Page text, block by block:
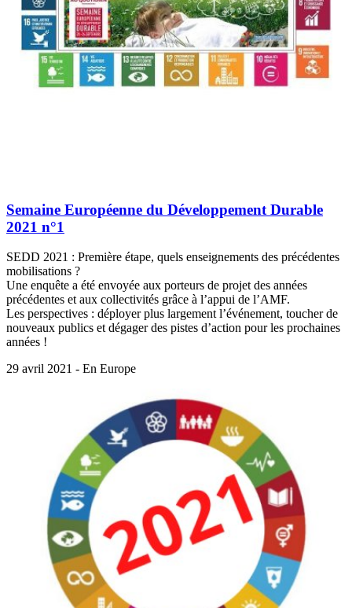
Semaine Européenne du Développement Durable
2021 n°1
SEDD 2021 : Première étape, quels enseignements des précédentes
mobilisations ?
Une enquête a été envoyée aux porteurs de projet des années
précédentes et aux collectivités grâce à l’appui de l’AMF.
Les perspectives : déployer plus largement l’événement, toucher de
nouveaux publics et dégager des pistes d’action pour les prochaines
années !
29 avril 2021 - En Europe